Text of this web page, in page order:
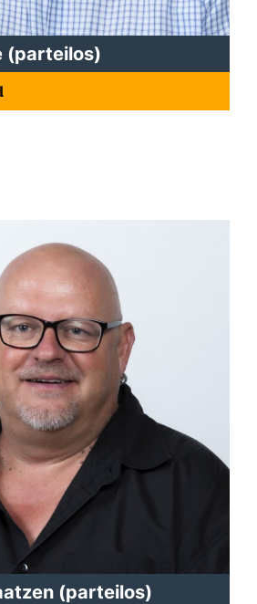
(parteilos)
(parteilos)